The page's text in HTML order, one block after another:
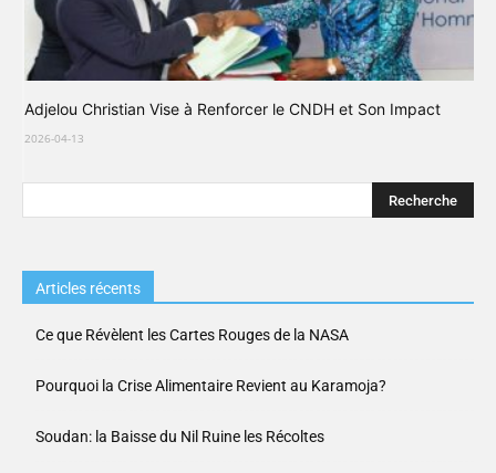
Adjelou Christian Vise à Renforcer le CNDH et Son Impact
2026-04-13
Articles récents
Ce que Révèlent les Cartes Rouges de la NASA
Pourquoi la Crise Alimentaire Revient au Karamoja?
Soudan: la Baisse du Nil Ruine les Récoltes